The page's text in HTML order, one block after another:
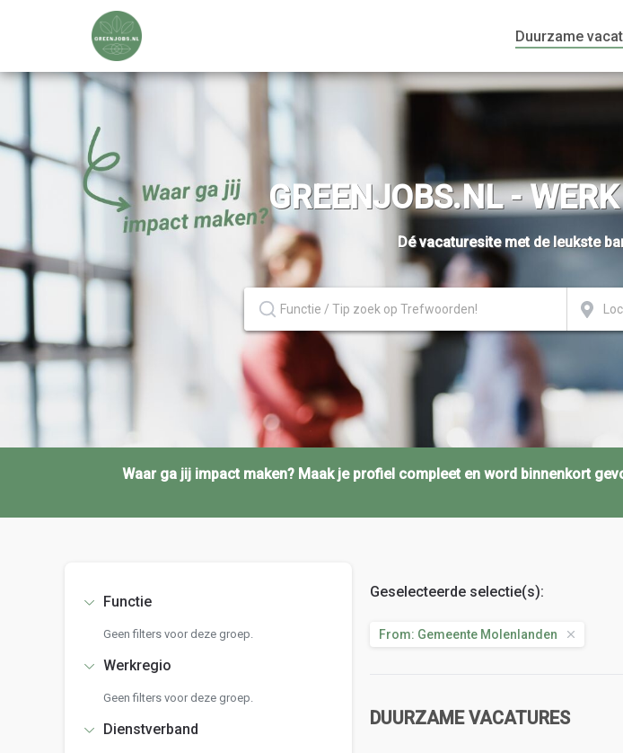
Duurzame
GREENJOBS.NL -
Dé vacaturesite met de leukste
Waar ga jij impact maken? Maak je profiel compleet en word binnenkort
Functie
Geen filters voor deze groep.
Werkregio
Geen filters voor deze groep.
Dienstverband
Geselecteerde selectie(s):
From: Gemeente Molenlanden
DUURZAME VACATURES